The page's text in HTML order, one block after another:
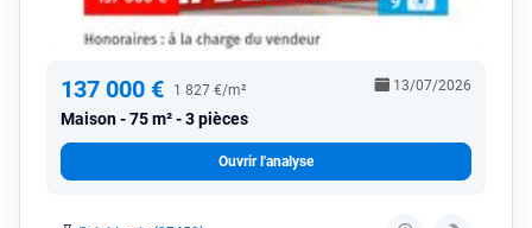
137 000 € 1 827 €/m²
Maison 75 m² - 3 pièces
13/07/2026
Ouvrir l'analyse